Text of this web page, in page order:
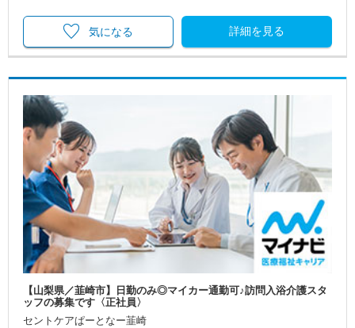
詳細を見る
気になる
【山梨県／韮崎市】日勤のみ◎マイカー通勤可♪訪問入浴介護スタ
ッフの募集です〈正社員〉
セントケアぱーとなー韮崎